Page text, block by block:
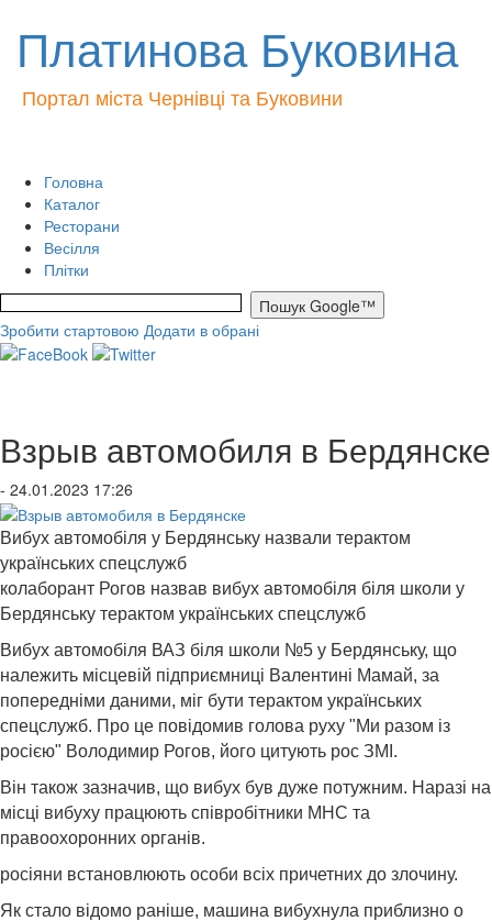
Платинова Буковина
Портал міста Чернівці та Буковини
Головна
Каталог
Ресторани
Весілля
Плітки
Зробити стартовою Додати в обрані
Взрыв автомобиля в Бердянске
- 24.01.2023 17:26
Вибух автомобіля у Бердянську назвали терактом
українських спецслужб
колаборант Рогов назвав вибух автомобіля біля школи у
Бердянську терактом українських спецслужб
Вибух автомобіля ВАЗ біля школи №5 у Бердянську, що
належить місцевій підприємниці Валентині Мамай, за
попередніми даними, міг бути терактом українських
спецслужб. Про це повідомив голова руху "Ми разом із
росією" Володимир Рогов, його цитують рос ЗМІ.
Він також зазначив, що вибух був дуже потужним. Наразі на
місці вибуху працюють співробітники МНС та
правоохоронних органів.
росіяни встановлюють особи всіх причетних до злочину.
Як стало відомо раніше, машина вибухнула приблизно о